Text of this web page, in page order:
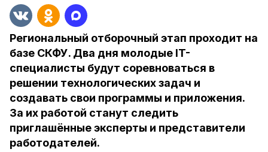
Региональный отборочный этап проходит на
базе СКФУ. Два дня молодые IT-
специалисты будут соревноваться в
решении технологических задач и
создавать свои программы и приложения.
За их работой станут следить
приглашённые эксперты и представители
работодателей.